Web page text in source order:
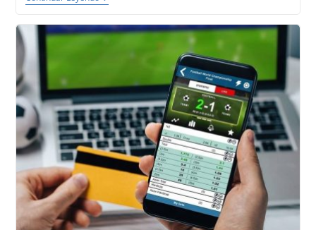
De
Conducta.
NeuroQuotient®.